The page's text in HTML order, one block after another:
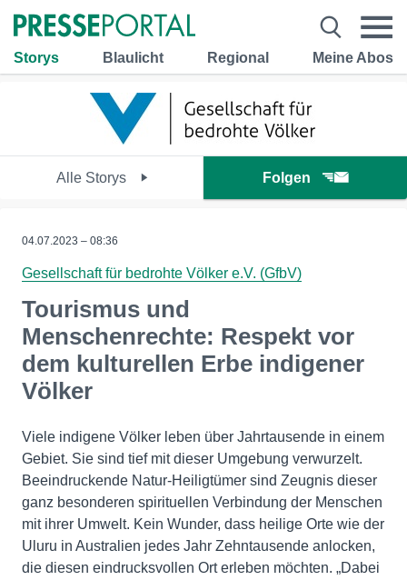
Storys Blaulicht Regional Meine Abos
Alle Storys Folgen
04.07.2023 – 08:36
Gesellschaft für bedrohte Völker e.V. (GfbV)
Tourismus und
Menschenrechte: Respekt vor
dem kulturellen Erbe indigener
Völker
Viele indigene Völker leben über Jahrtausende in einem
Gebiet. Sie sind tief mit dieser Umgebung verwurzelt.
Beeindruckende Natur-Heiligtümer sind Zeugnis dieser
ganz besonderen spirituellen Verbindung der Menschen
mit ihrer Umwelt. Kein Wunder, dass heilige Orte wie der
Uluru in Australien jedes Jahr Zehntausende anlocken,
die diesen eindrucksvollen Ort erleben möchten. „Dabei